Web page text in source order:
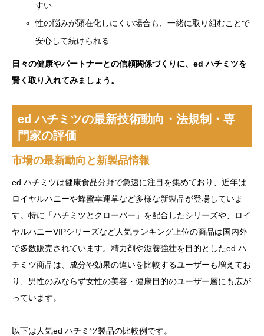
すい
性の悩みが顕在化しにくい場合も、一緒に取り組むことで
安心して続けられる
日々の健康やパートナーとの信頼関係づくりに、ed ハチミツを
賢く取り入れてみましょう。
ed ハチミツの最新技術動向・法規制・専
門家の評価
市場の最新動向と新製品情報
ed ハチミツは健康食品分野で急速に注目を集めており、近年は
ロイヤルハニーや蜂蜜幸運草など多様な新製品が登場していま
す。特に「ハチミツとクローバー」を配合したシリーズや、ロイ
ヤルハニーVIPシリーズなど人気ランキング上位の商品は国内外
で多数販売されています。精力剤や滋養強壮を目的としたed ハ
チミツ商品は、成分や効果の違いを比較するユーザーも増えてお
り、男性のみならず女性の美容・健康目的のユーザー層にも広が
っています。
以下は人気ed ハチミツ製品の比較例です。